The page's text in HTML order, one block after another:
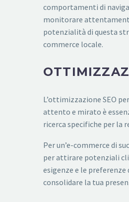
comportamenti di
monitorare
potenzialità di questa
commerce locale.
L’ottimizzazione SEO
attento e mirato è
ricerca specifiche per la
Per un’e-commerce di
per attirare potenziali
esigenze e le
consolidare la tua